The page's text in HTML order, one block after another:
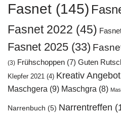
Fasnet (145)
Fasnet 2022 (45)
Fasnet 2025 (33)
(3) Frühschoppen (7) Guten
Klepfer 2021 (4) Kreativ Angebot
Maschgera (9) Maschgra (8)
Narrenbuch (5) Narrentreffen